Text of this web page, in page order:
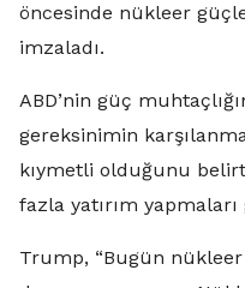
öncesinde nükleer
imzaladı.
ABD’nin güç
gereksinimin
kıymetli olduğunu
fazla yatırım
Trump, “Bugün